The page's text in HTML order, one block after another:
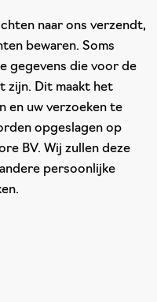
naar ons verzendt,
bewaren. Soms
gegevens die voor de
zijn. Dit maakt het
en uw verzoeken te
opgeslagen op
BV. Wij zullen deze
persoonlijke